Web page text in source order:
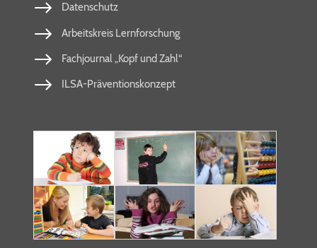
Datenschutz
Arbeitskreis Lernforschung
Fachjournal „Kopf und Zahl“
ILSA-Präventionskonzept